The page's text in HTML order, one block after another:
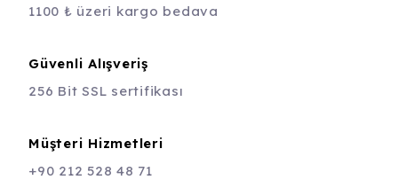
1100 ₺ üzeri kargo bedava
Güvenli Alışveriş
256 Bit SSL sertifikası
Müşteri Hizmetleri
+90 212 528 48 71